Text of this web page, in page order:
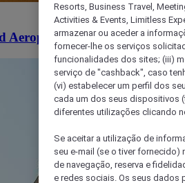
Aeroporto
Resorts, Business Travel,
Activities & Events, Limitless
armazenar ou aceder a
fornecer-lhe os serviços
funcionalidades dos sites; (iii)
serviço de "cashback", caso
(vi) estabelecer um perfil dos
cada um dos seus dispositivos
diferentes utilizações clicando
Se aceitar a utilização de
seu e-mail (se o tiver
de navegação, reserva e
e redes sociais. Os seus dados